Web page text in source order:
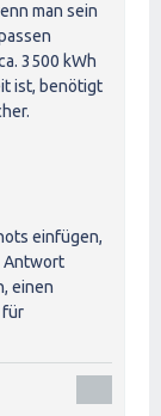
man sein
3500 kWh
ist, benötigt
einfügen,
Antwort
einen
für